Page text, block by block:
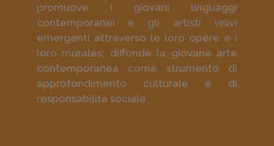
promuove i giovani linguaggi
contemporanei e gli artisti visivi
emergenti attraverso le loro opere e i
loro murales; diffonde la giovane arte
contemporanea come strumento di
approfondimento culturale e di
responsabilità sociale.